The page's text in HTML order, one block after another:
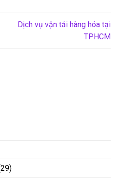
Dịch vụ vận tải hàng hóa tại
TPHCM